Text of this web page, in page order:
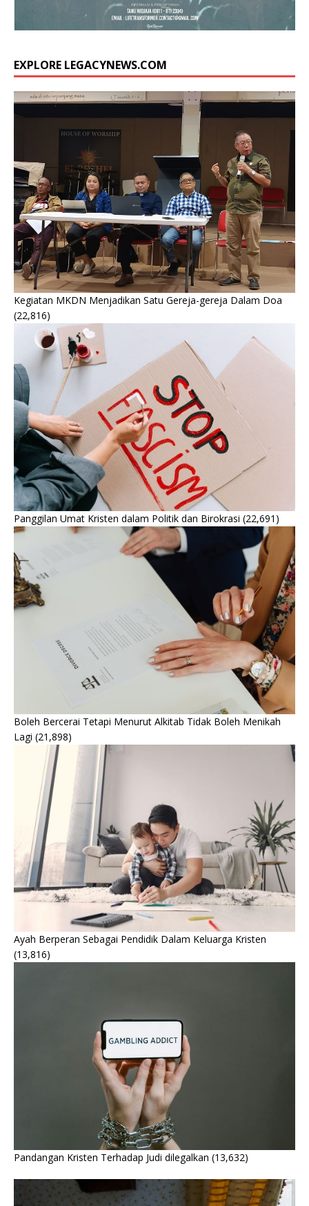
EXPLORE LEGACYNEWS.COM
Kegiatan MKDN Menjadikan Satu Gereja-gereja Dalam Doa
(22,816)
Panggilan Umat Kristen dalam Politik dan Birokrasi (22,691)
Boleh Bercerai Tetapi Menurut Alkitab Tidak Boleh Menikah
Lagi (21,898)
Ayah Berperan Sebagai Pendidik Dalam Keluarga Kristen
(13,816)
Pandangan Kristen Terhadap Judi dilegalkan (13,632)